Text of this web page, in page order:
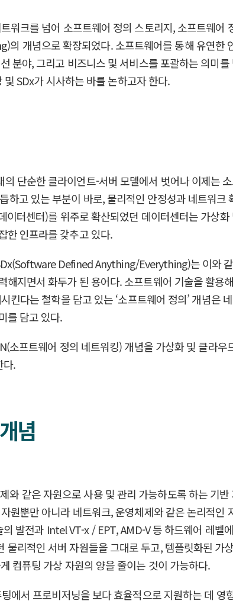
워크를 넘어 소프트웨어 정의 스토리지, 소프트웨
개념으로 확장되었다. 소프트웨어를 통해 유연한
분야, 그리고 비즈니스 및 서비스를 포괄하는 의미
SDx가 시사하는 바를 논하고자 한다.
단순한 클라이언트-서버 모델에서 벗어나 이제는
하고 있는 부분이 바로, 물리적인 안정성과 네트워
터센터)를 위주로 확산되었던 데이터센터는 가상
한 인프라를 갖추고 있다.
Defined Anything/Everything)는 이와
지면서 화두가 된 용어다. 소프트웨어 기술을 활용
다는 철학을 담고 있는 ‘소프트웨어 정의’ 개념은
를 담고 있다.
소프트웨어 정의 네트워킹) 개념을 가상화 및 클라
다.
념
같은 자원으로 사용 및 관리 가능하도록 하는 기
원뿐만 아니라 네트워크, 운영체제와 같은 논리적인
발전과 Intel VT-x / EPT, AMD-V 등 하드웨어 레벨
리적인 서버 자원들을 그대로 두고, 템플릿화된 가
컴퓨팅 가상 자원의 양을 줄이는 것이 가능하다.
서 프로비저닝을 보다 효율적으로 지원하는 데 영